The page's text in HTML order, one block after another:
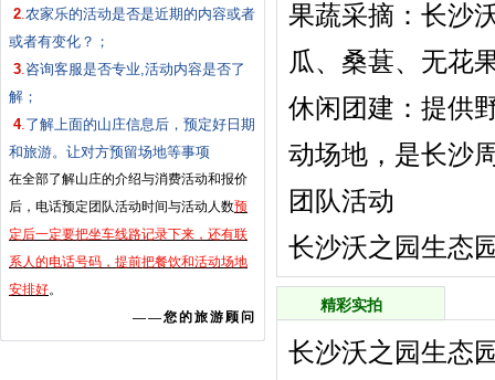
2.农家乐的活动是否是近期的内容或者
或者有变化？；
3.咨询客服是否专业,活动内容是否了
解；
4.了解上面的山庄信息后，预定好日期
和旅游。让对方预留场地等事项
在全部了解山庄的介绍与消费活动和报价
后，电话预定团队活动时间与活动人数预
定后一定要把坐车线路记录下来，还有联
系人的电话号码，提前把餐饮和活动场地
安排好。
——您的旅游顾问
果蔬采摘‌：长沙
瓜、桑葚、无花
休闲团建‌：提供
动场地，是长沙
团队活动
长沙沃之园生态
精彩实拍
长沙沃之园生态